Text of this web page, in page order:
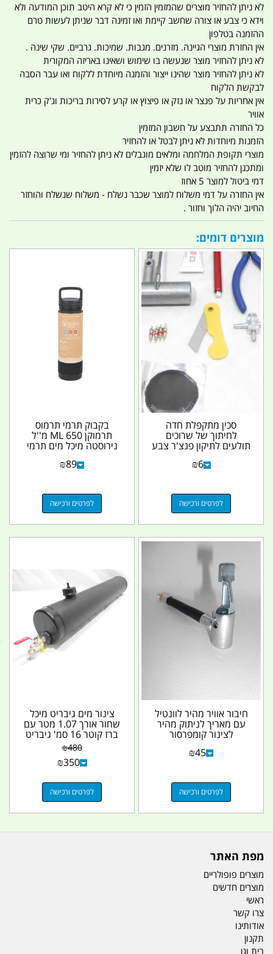
לא ניתן להחזיר מוצרים שהמזמין הזמין כי לא קרא היטב תוכן המודעה ולא
וידא כי צבע או צורה שחשב קיימת ואו זמינה דבר שניתן לעשות טרם
ההזמנה בטלפון
אין החזרת מוצרי הגיינה. מזרנים. מגבות. שמיכות. גרביים. שקי שינה .
לא ניתן להחזיר מוצר שנעשה בו שימוש ושאינו באריזה המקורית
לא ניתן להחזיר מוצר שהינו ייצור והזמנה מיוחדת ללקוח ואו עבר הסבה
לבקשת הלקוח
אין אחריות על פנצר או נזק או פיצוץ או קרע לסירות בריכות וג'ק כרית
אוויר
כל החזרה תתבצע על חשבון המזמין
הזמנות מיוחדות לא ניתן לבטל או להחזיר
מוצרי תקופת המלחמה ומלאים מוגבלים לא ניתן להחזיר ומי שרוצה להזמין
ומתכנן להחזיר מוטב לו שלא יזמין
דמי ביטול למוצר 5 אחוז
אין החזרה על דמי משלוח למוצר שכבר נשלח - משלוח שנשלח והוחזר
החיוב יהיה הלוך וחזור .
מוצרים דומים:
סכין מתקפלת חדה
לחיתוך של שרוכים
תולעים לתיקון פנצ'ר צבע
צהוב קמפינג לייף
₪6
לפרטים ורכישה
בקבוק תרמי תרמוס
תרמוקן 650 ML מ''ל
נירוסטה מיכל מים תרמי
עם...₪89
לפרטים ורכישה
חיבור אוויר מהיר לוונטיל
עם מאריך לניתוק מהיר
לצינור קומפרסור
₪45
לפרטים ורכישה
צינור מים גיבריט מיכל
שחור אורך 1.07 מטר עם
ברז קוטר 16 סמ' גיבריט
Giberit...
₪480
₪350
לפרטים ורכישה
מפת האתר
מוצרים פופולריים
מוצרים חדשים
ראשי
צרו קשר
אודותינו
תקנון
בית וגן